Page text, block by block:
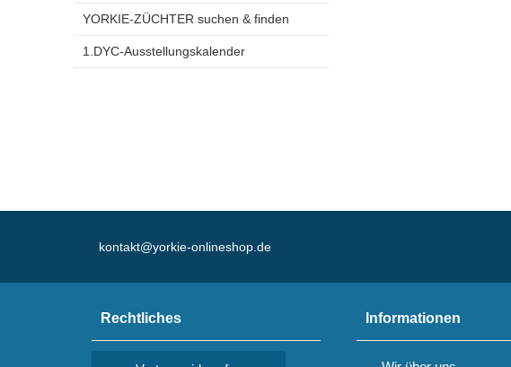
YORKIE-ZÜCHTER suchen & finden
1.DYC-Ausstellungskalender
kontakt@yorkie-onlineshop.de
Rechtliches Informationen